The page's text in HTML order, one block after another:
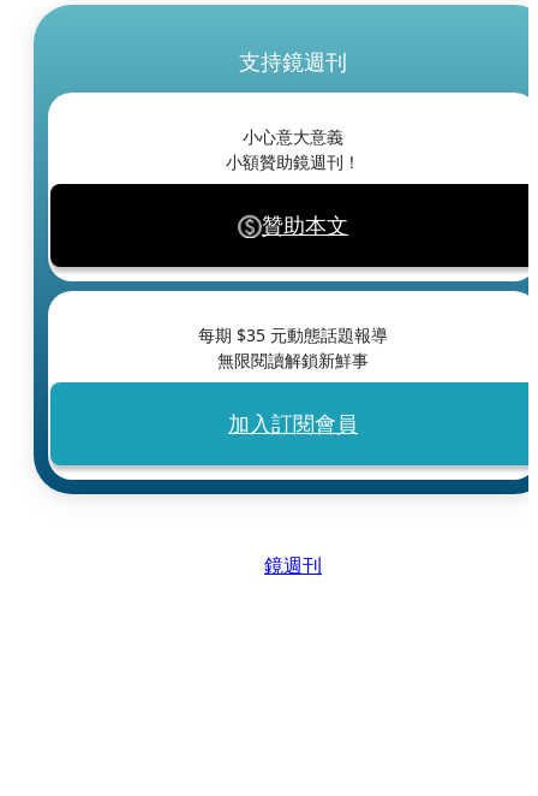
支持鏡週刊
小心意大意義
小額贊助鏡週刊！
贊助本文
每期 $35 元動態話題報導
無限閱讀解鎖新鮮事
加入訂閱會員
鏡週刊